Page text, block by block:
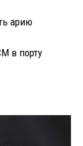
арию
в порту